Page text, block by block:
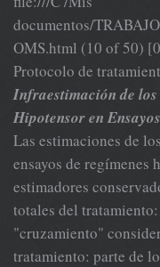
documentos/
OMS.html (10 of 50)
Protocolo de
Infraestimación de
Hipotensor en
Las estimaciones de
ensayos de regímenes
estimadores
totales del
"cruzamiento"
tratamiento: parte de